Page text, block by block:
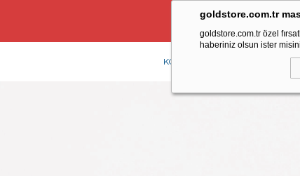
goldstore.com.tr
goldstore.com.tr özel
haberiniz olsun ister
Ücretsiz
KOLYE